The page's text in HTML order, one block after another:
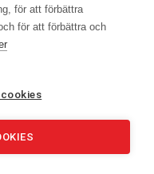
för att förbättra
för att förbättra och